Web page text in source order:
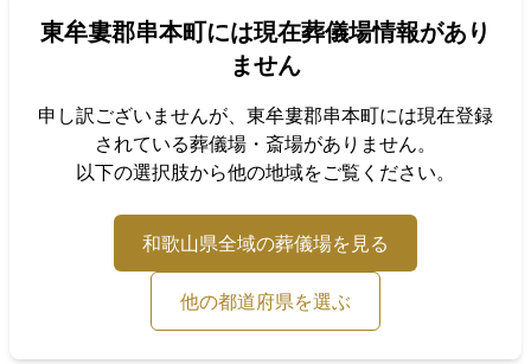
東牟婁郡串本町には現在葬儀場情報があり
ません
申し訳ございませんが、 東牟婁郡串本町には現在登録
されている葬儀場・斎場がありません。
以下の選択肢から他の地域をご覧ください。
和歌山県全域の葬儀場を見る
他の都道府県を選ぶ